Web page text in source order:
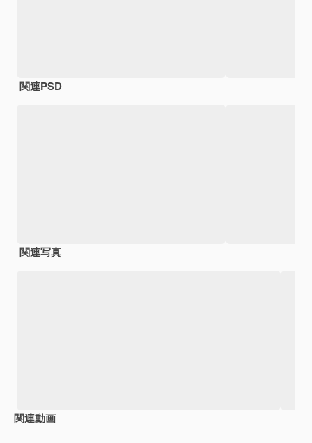
関連PSD
関連写真
関連動画